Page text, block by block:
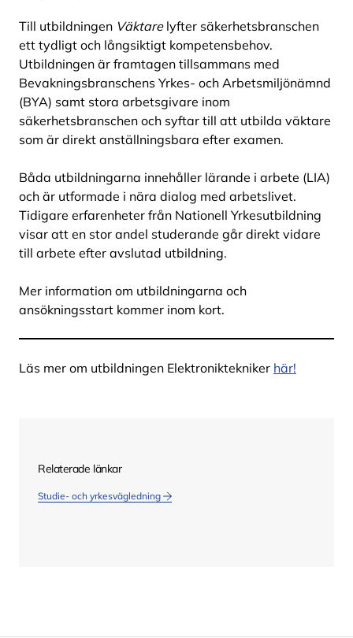
Till utbildningen Väktare lyfter säkerhetsbranschen
ett tydligt och långsiktigt kompetensbehov.
Utbildningen är framtagen tillsammans med
Bevakningsbranschens Yrkes- och Arbetsmiljönämnd
(BYA) samt stora arbetsgivare inom
säkerhetsbranschen och syftar till att utbilda väktare
som är direkt anställningsbara efter examen.
Båda utbildningarna innehåller lärande i arbete (LIA)
och är utformade i nära dialog med arbetslivet.
Tidigare erfarenheter från Nationell Yrkesutbildning
visar att en stor andel studerande går direkt vidare
till arbete efter avslutad utbildning.
Mer information om utbildningarna och
ansökningsstart kommer inom kort.
Läs mer om utbildningen Elektroniktekniker här!
Relaterade länkar
Studie- och yrkesvägledning